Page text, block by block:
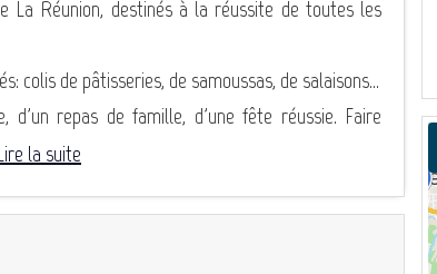
La Réunion, destinés à la réussite de toutes les
colis de pâtisseries, de samoussas, de salaisons...
d'un repas de famille, d'une fête réussie. Faire
la suite